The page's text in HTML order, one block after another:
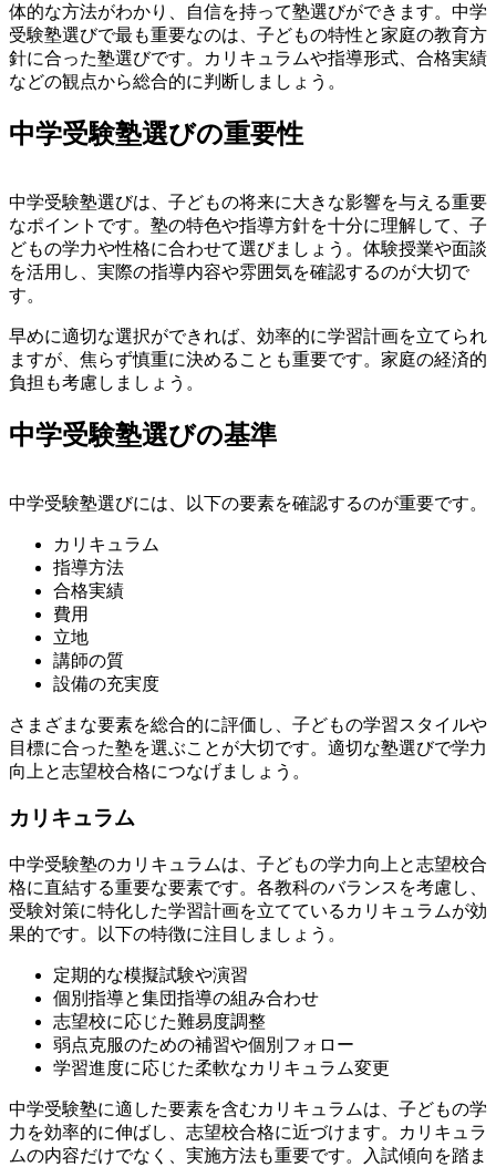
体的な方法がわかり、自信を持って塾選びができます。中学
受験塾選びで最も重要なのは、子どもの特性と家庭の教育方
針に合った塾選びです。カリキュラムや指導形式、合格実績
などの観点から総合的に判断しましょう。
中学受験塾選びの重要性
中学受験塾選びは、子どもの将来に大きな影響を与える重要
なポイントです。塾の特色や指導方針を十分に理解して、子
どもの学力や性格に合わせて選びましょう。体験授業や面談
を活用し、実際の指導内容や雰囲気を確認するのが大切で
す。
早めに適切な選択ができれば、効率的に学習計画を立てられ
ますが、焦らず慎重に決めることも重要です。家庭の経済的
負担も考慮しましょう。
中学受験塾選びの基準
中学受験塾選びには、以下の要素を確認するのが重要です。
カリキュラム
指導方法
合格実績
費用
立地
講師の質
設備の充実度
さまざまな要素を総合的に評価し、子どもの学習スタイルや
目標に合った塾を選ぶことが大切です。適切な塾選びで学力
向上と志望校合格につなげましょう。
カリキュラム
中学受験塾のカリキュラムは、子どもの学力向上と志望校合
格に直結する重要な要素です。各教科のバランスを考慮し、
受験対策に特化した学習計画を立てているカリキュラムが効
果的です。以下の特徴に注目しましょう。
定期的な模擬試験や演習
個別指導と集団指導の組み合わせ
志望校に応じた難易度調整
弱点克服のための補習や個別フォロー
学習進度に応じた柔軟なカリキュラム変更
中学受験塾に適した要素を含むカリキュラムは、子どもの学
力を効率的に伸ばし、志望校合格に近づけます。カリキュラ
ムの内容だけでなく、実施方法も重要です。入試傾向を踏ま